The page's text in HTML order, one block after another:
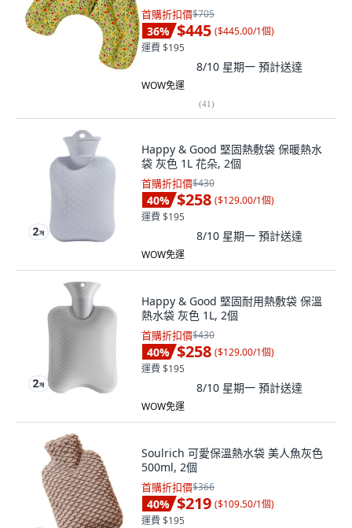
首購折扣價$705
36% $445 ($445.00/1個)
運費 $195
8/10 星期一 預計送達
WOW免運
(41)
Happy & Good 堅固熱敷袋 保暖熱水
袋 灰色 1L 花朵, 2個
首購折扣價$430
40% $258 ($129.00/1個)
運費 $195
8/10 星期一 預計送達
WOW免運
Happy & Good 堅固耐用熱敷袋 保溫
熱水袋 灰色 1L, 2個
首購折扣價$430
40% $258 ($129.00/1個)
運費 $195
8/10 星期一 預計送達
WOW免運
Soulrich 可愛保溫熱水袋 美人魚灰色
500ml, 2個
首購折扣價$366
40% $219 ($109.50/1個)
運費 $195